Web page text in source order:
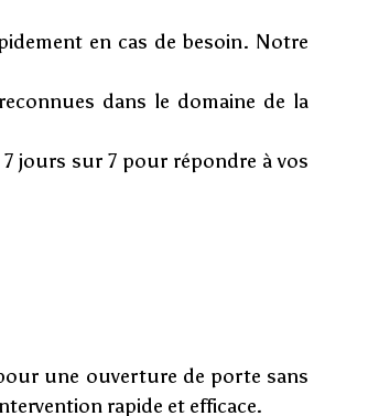
en cas de besoin. Notre
dans le domaine de la
jours sur 7 pour répondre à vos
une ouverture de porte sans
rapide et efficace.